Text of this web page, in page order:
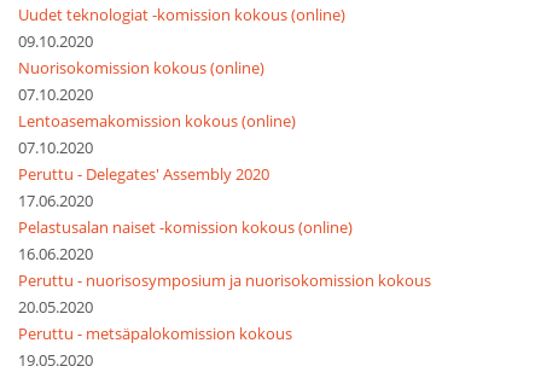
Uudet teknologiat -komission kokous (online)
09.10.2020
Nuorisokomission kokous (online)
07.10.2020
Lentoasemakomission kokous (online)
07.10.2020
Peruttu - Delegates' Assembly 2020
17.06.2020
Pelastusalan naiset -komission kokous (online)
16.06.2020
Peruttu - nuorisosymposium ja nuorisokomission kokous
20.05.2020
Peruttu - metsäpalokomission kokous
19.05.2020